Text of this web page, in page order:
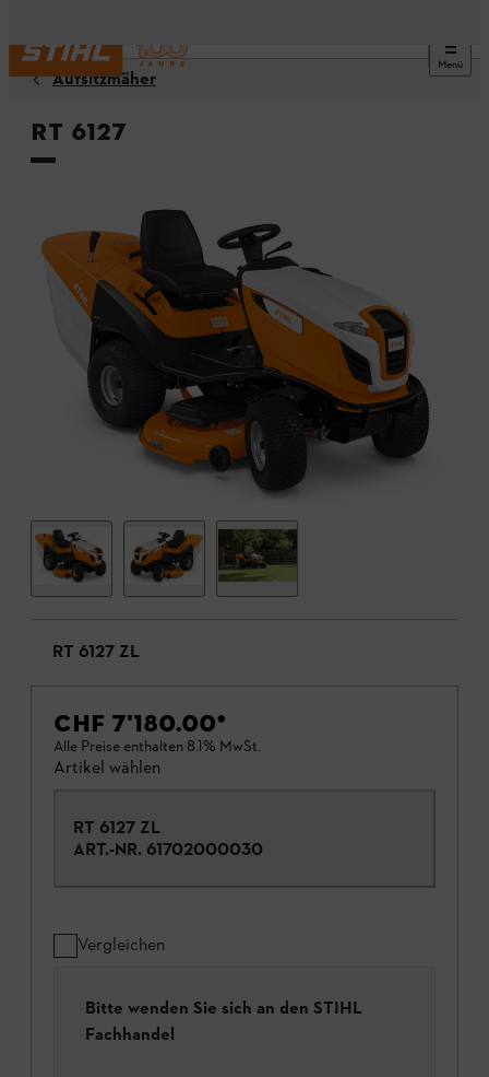
Menü
Aufsitzmäher
RT 6127
RT 6127 ZL
CHF 7'180.00*
Alle Preise enthalten 8.1% MwSt.
Artikel wählen
RT 6127 ZL
ART.-NR. 61702000030
Vergleichen
Bitte wenden Sie sich an den STIHL
Fachhandel